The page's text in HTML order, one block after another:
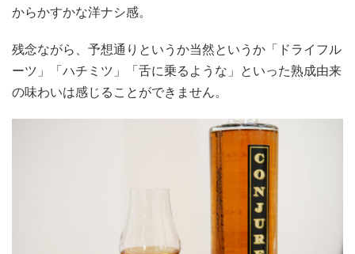
からかすかな洋ナシ感。
残念ながら、予想通りというか当然というか「ドライフル
ーツ」「ハチミツ」「舌に乗るような」といった熟成由来
の味わいは感じることができません。